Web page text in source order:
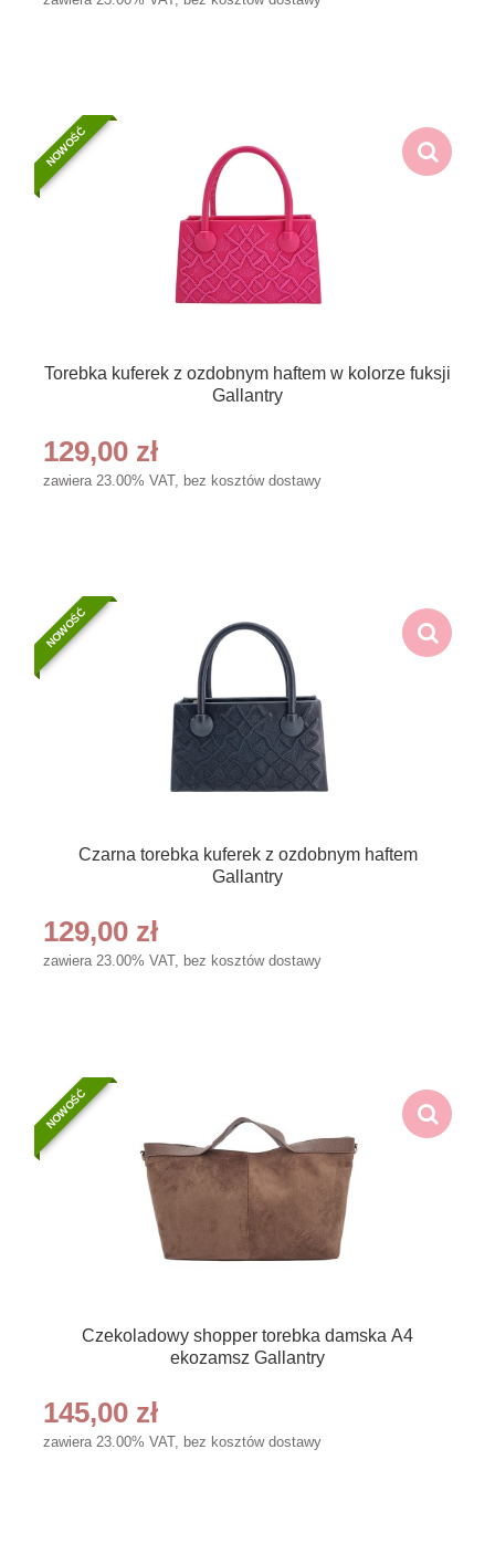
Torebka kuferek z ozdobnym haftem w kolorze fuksji
Gallantry
129,00 zł
zawiera 23.00% VAT, bez kosztów dostawy
NOWOŚĆ
Czarna torebka kuferek z ozdobnym haftem
Gallantry
129,00 zł
zawiera 23.00% VAT, bez kosztów dostawy
NOWOŚĆ
Czekoladowy shopper torebka damska A4
ekozamsz Gallantry
145,00 zł
zawiera 23.00% VAT, bez kosztów dostawy
NOWOŚĆ